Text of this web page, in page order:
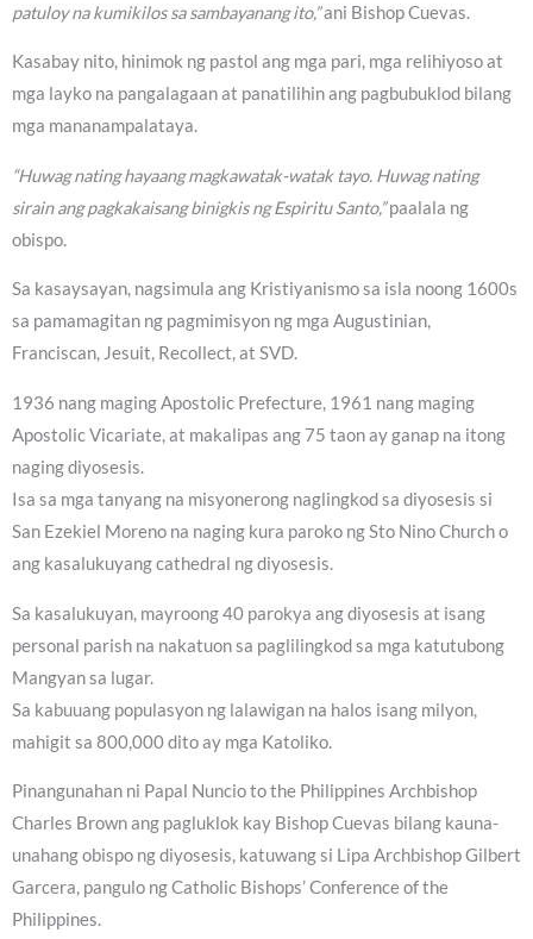
patuloy na kumikilos sa sambayanang ito,”ani Bishop Cuevas.
Kasabay nito, hinimok ng pastol ang mga pari, mga relihiyoso at
mga layko na pangalagaan at panatilihin ang pagbubuklod bilang
mga mananampalataya.
“Huwag nating hayaang magkawatak-watak tayo. Huwag nating
sirain ang pagkakaisang binigkis ng Espiritu Santo,”paalala ng
obispo.
Sa kasaysayan, nagsimula ang Kristiyanismo sa isla noong 1600s
sa pamamagitan ng pagmimisyon ng mga Augustinian,
Franciscan, Jesuit, Recollect, at SVD.
1936 nang maging Apostolic Prefecture, 1961 nang maging
Apostolic Vicariate, at makalipas ang 75 taon ay ganap na itong
naging diyosesis.
Isa sa mga tanyang na misyonerong naglingkod sa diyosesis si
San Ezekiel Moreno na naging kura paroko ng Sto Nino Church o
ang kasalukuyang cathedral ng diyosesis.
Sa kasalukuyan, mayroong 40 parokya ang diyosesis at isang
personal parish na nakatuon sa paglilingkod sa mga katutubong
Mangyan sa lugar.
Sa kabuuang populasyon ng lalawigan na halos isang milyon,
mahigit sa 800,000 dito ay mga Katoliko.
Pinangunahan ni Papal Nuncio to the Philippines Archbishop
Charles Brown ang pagluklok kay Bishop Cuevas bilang kauna-
unahang obispo ng diyosesis, katuwang si Lipa Archbishop Gilbert
Garcera, pangulo ng Catholic Bishops’ Conference of the
Philippines.